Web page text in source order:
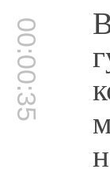
00:00:35